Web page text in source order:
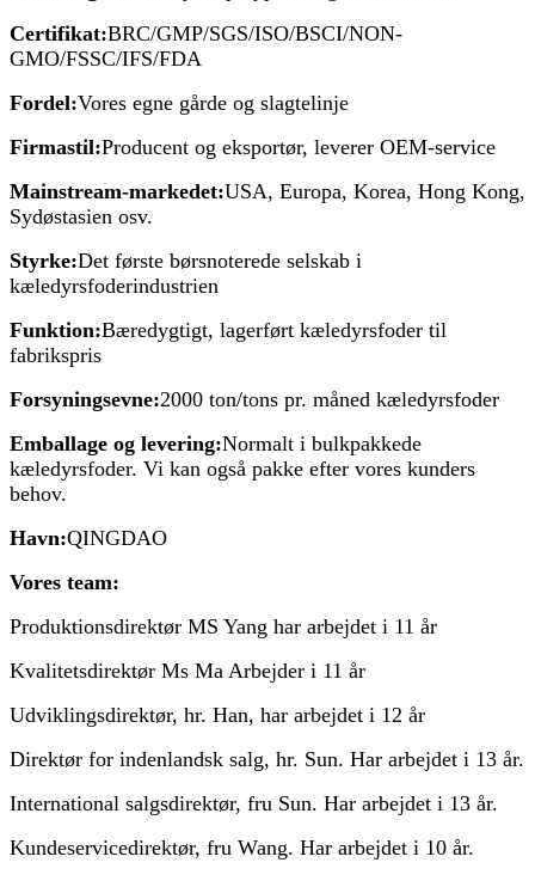
Certifikat:BRC/GMP/SGS/ISO/BSCI/NON-
GMO/FSSC/IFS/FDA
Fordel:Vores egne gårde og slagtelinje
Firmastil:Producent og eksportør, leverer OEM-service
Mainstream-markedet:USA, Europa, Korea, Hong Kong,
Sydøstasien osv.
Styrke:Det første børsnoterede selskab i
kæledyrsfoderindustrien
Funktion:Bæredygtigt, lagerført kæledyrsfoder til
fabrikspris
Forsyningsevne:2000 ton/tons pr. måned kæledyrsfoder
Emballage og levering:Normalt i bulkpakkede
kæledyrsfoder. Vi kan også pakke efter vores kunders
behov.
Havn:QINGDAO
Vores team:
Produktionsdirektør MS Yang har arbejdet i 11 år
Kvalitetsdirektør Ms Ma Arbejder i 11 år
Udviklingsdirektør, hr. Han, har arbejdet i 12 år
Direktør for indenlandsk salg, hr. Sun. Har arbejdet i 13 år.
International salgsdirektør, fru Sun. Har arbejdet i 13 år.
Kundeservicedirektør, fru Wang. Har arbejdet i 10 år.